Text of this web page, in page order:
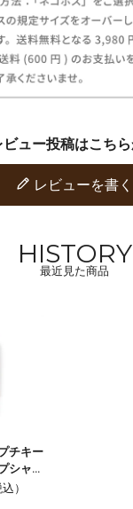
レビューを書く
HISTORY
最近見た商品
チキー
シャン
）